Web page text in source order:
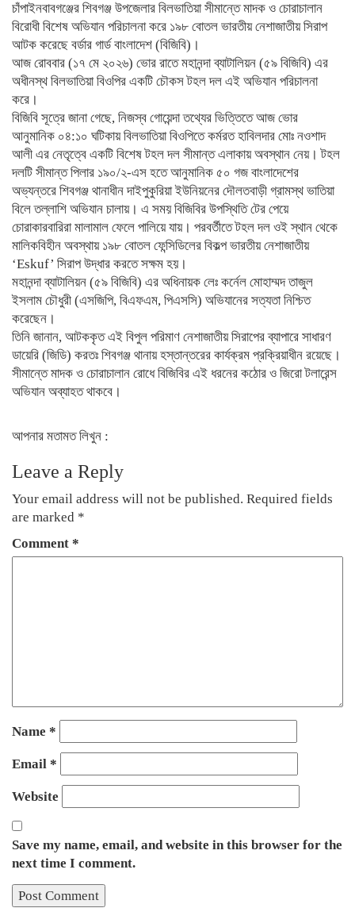
চাঁপাইনবাবগঞ্জের শিবগঞ্জ উপজেলার বিলভাতিয়া সীমান্তে মাদক ও চোরাচালান
বিরোধী বিশেষ অভিযান পরিচালনা করে ১৯৮ বোতল ভারতীয় নেশাজাতীয় সিরাপ
আটক করেছে বর্ডার গার্ড বাংলাদেশ (বিজিবি)।
​আজ রোববার (১৭ মে ২০২৬) ভোর রাতে মহানন্দা ব্যাটালিয়ন (৫৯ বিজিবি) এর
অধীনস্থ বিলভাতিয়া বিওপির একটি চৌকস টহল দল এই অভিযান পরিচালনা
করে।
​বিজিবি সূত্রে জানা গেছে, নিজস্ব গোয়েন্দা তথ্যের ভিত্তিতে আজ ভোর
আনুমানিক ০৪:১০ ঘটিকায় বিলভাতিয়া বিওপিতে কর্মরত হাবিলদার মোঃ নওশাদ
আলী এর নেতৃত্বে একটি বিশেষ টহল দল সীমান্ত এলাকায় অবস্থান নেয়। টহল
দলটি সীমান্ত পিলার ১৯০/২-এস হতে আনুমানিক ৫০ গজ বাংলাদেশের
অভ্যন্তরে শিবগঞ্জ থানাধীন দাইপুকুরিয়া ইউনিয়নের দৌলতবাড়ী গ্রামস্থ ভাতিয়া
বিলে তল্লাশি অভিযান চালায়। এ সময় বিজিবির উপস্থিতি টের পেয়ে
চোরাকারবারিরা মালামাল ফেলে পালিয়ে যায়। পরবর্তীতে টহল দল ওই স্থান থেকে
মালিকবিহীন অবস্থায় ১৯৮ বোতল ফেন্সিডিলের বিকল্প ভারতীয় নেশাজাতীয়
‘Eskuf’ সিরাপ উদ্ধার করতে সক্ষম হয়।
​মহানন্দা ব্যাটালিয়ন (৫৯ বিজিবি) এর অধিনায়ক লেঃ কর্নেল মোহাম্মদ তাজুল
ইসলাম চৌধুরী (এসজিপি, বিএফএম, পিএসসি) অভিযানের সত্যতা নিশ্চিত
করেছেন।
​তিনি জানান, আটককৃত এই বিপুল পরিমাণ নেশাজাতীয় সিরাপের ব্যাপারে সাধারণ
ডায়েরি (জিডি) করতঃ শিবগঞ্জ থানায় হস্তান্তরের কার্যক্রম প্রক্রিয়াধীন রয়েছে।
সীমান্তে মাদক ও চোরাচালান রোধে বিজিবির এই ধরনের কঠোর ও জিরো টলারেন্স
অভিযান অব্যাহত থাকবে।
আপনার মতামত লিখুন :
Leave a Reply
Your email address will not be published. Required fields
are marked *
Comment *
Name *
Email *
Website
Save my name, email, and website in this browser for the
next time I comment.